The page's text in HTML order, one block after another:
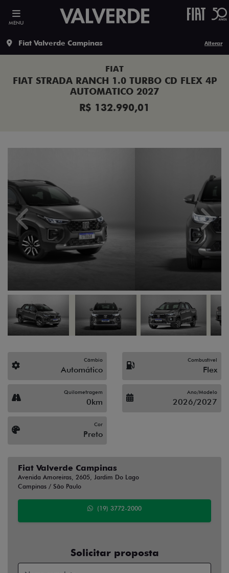
MENU
Fiat Valverde Campinas Alterar
FIAT
FIAT STRADA RANCH 1.0 TURBO CD FLEX 4P
AUTOMATICO 2027
R$ 132.990,01
Previous Next
Câmbio
Automático
Combustível
Flex
Quilometragem
0km
Ano/Modelo
2026/2027
Cor
Preto
Fiat Valverde Campinas
Avenida Amoreiras, 2605, Jardim Do Lago
Campinas / São Paulo
(19) 3772-2000
Solicitar proposta